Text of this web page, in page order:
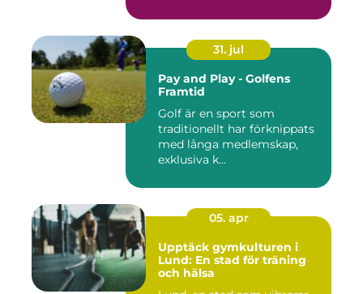
31. jul
Pay and Play - Golfens
Framtid
Golf är en sport som
traditionellt har förknippats
med långa medlemskap,
exklusiva k...
05. apr
Upptäck gymkulturen i
Lund: En stad för träning
och hälsa